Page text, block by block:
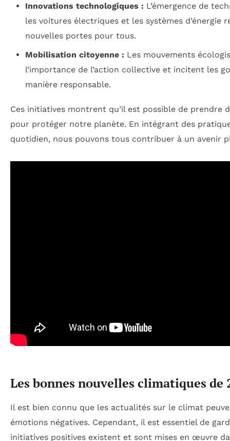
Innovations technologiques : L’émergence de
les voitures électriques et les systèmes d’énergie
nouvelles portes pour tous.
Mobilisation citoyenne : Les mouvements
l’importance de l’action collective et incitent les
manière responsable.
Ces initiatives montrent qu’il est possible de prendre
pour protéger notre planète. En intégrant des
quotidien, nous pouvons tous contribuer à un avenir
Les bonnes nouvelles climatiques de
Il est bien connu que les actualités sur le climat
émotions négatives. Cependant, il est essentiel de
initiatives positives existent et sont mises en œuvre